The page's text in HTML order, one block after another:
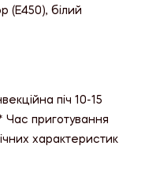
(E450), білий
піч 10-15
Час приготування
характеристик